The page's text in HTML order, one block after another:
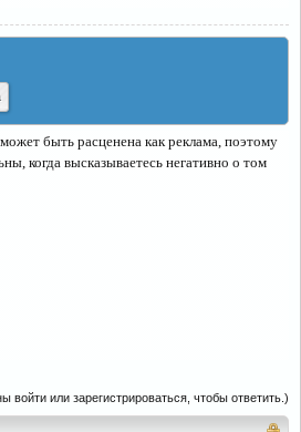
быть расценена как реклама, поэтому
когда высказываетесь негативно о том
войти или зарегистрироваться, чтобы ответить.)